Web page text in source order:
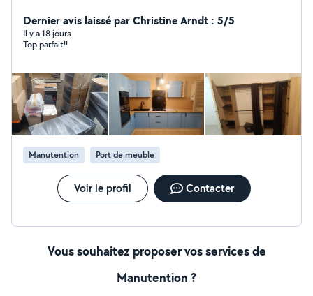
des tarifs accessibles disponible 7jr/7jr .》
Dernier avis laissé par Christine Arndt : 5/5
Il y a 18 jours
Top parfait!!
Manutention Port de meuble
Voir le profil Contacter
Vous souhaitez proposer vos services de
Manutention ?